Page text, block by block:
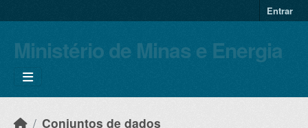
Entrar
Ministério de Minas e Energia
Conjuntos de dados